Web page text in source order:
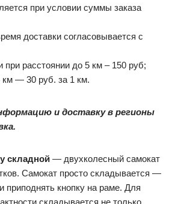
при условии суммы заказа
доставки согласовывается с
при расстоянии до 5 км – 150 руб;
км — 30 руб. за 1 км.
и доставку в регионы
складной — двухколесный самокат
Самокат просто складывается —
приподнять кнопку на раме. Для
складывается не только